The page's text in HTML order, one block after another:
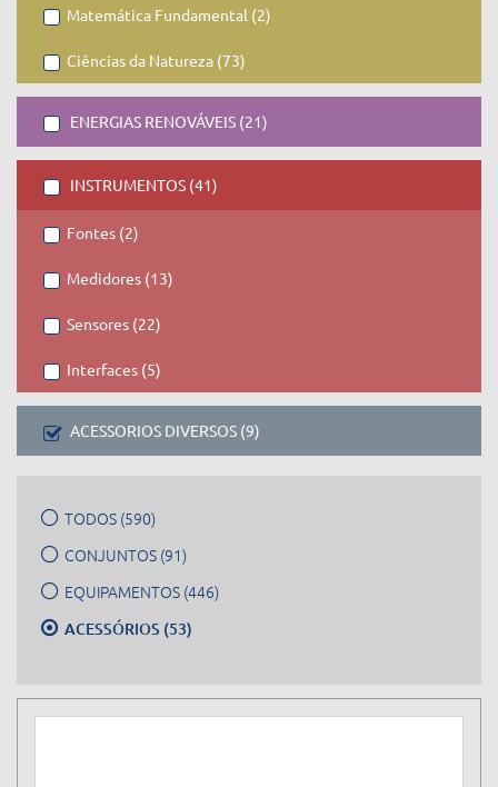
Matemática Fundamental (2)
Ciências da Natureza (73)
ENERGIAS RENOVÁVEIS (21)
INSTRUMENTOS (41)
Fontes (2)
Medidores (13)
Sensores (22)
Interfaces (5)
ACESSORIOS DIVERSOS (9)
TODOS (590)
CONJUNTOS (91)
EQUIPAMENTOS (446)
ACESSÓRIOS (53)